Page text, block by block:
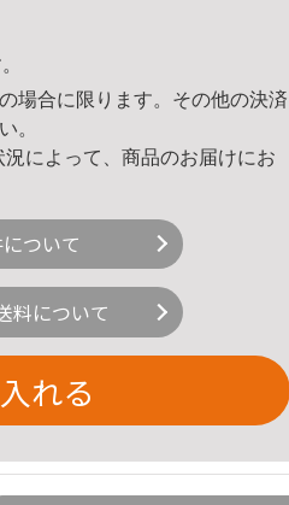
場合に限ります。その他の決済
。
によって、商品のお届けにお
ついて
料について
れる